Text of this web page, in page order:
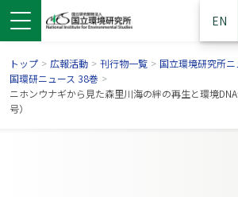
EN
トップ > 広報活動 > 刊行物一覧 > 国立環境研究所ニ
国環研ニュース 38巻 >
ニホンウナギから見た森里川海の絆の再生と環境
号）